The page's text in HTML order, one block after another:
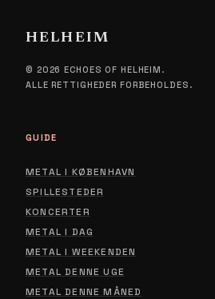
HELHEIM
© 2026 ECHOES OF HELHEIM.
ALLE RETTIGHEDER FORBEHOLDES.
GUIDE
METAL I KØBENHAVN
SPILLESTEDER
KONCERTER
METAL I DAG
METAL I WEEKENDEN
METAL DENNE UGE
METAL DENNE MÅNED